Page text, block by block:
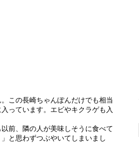
この長崎ちゃんぽんだけでも相当
っています。エビやキクラゲも入
前、隣の人が美味しそうに食べて
と思わずつぶやいてしまいまし